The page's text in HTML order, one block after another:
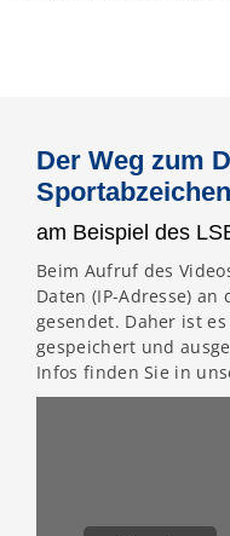
Der Weg zum
Sportabzeichen
am Beispiel des
Beim Aufruf des
Daten (IP-Adresse)
gesendet. Daher ist
gespeichert und
Infos finden Sie in